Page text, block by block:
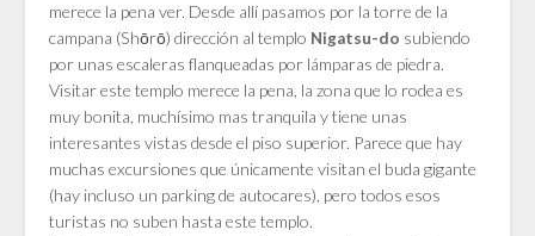
merece la pena ver. Desde allí pasamos por la torre de la
campana (Shōrō)dirección al templo Nigatsu-do subiendo
por unas escaleras flanqueadas por lámparas de piedra.
Visitar este templo merece la pena, la zona que lo rodea es
muy bonita, muchísimo mas tranquila y tiene unas
interesantes vistas desde el piso superior. Parece que hay
muchas excursiones que únicamente visitan el buda gigante
(hay incluso un parking de autocares), pero todos esos
turistas no suben hasta este templo.